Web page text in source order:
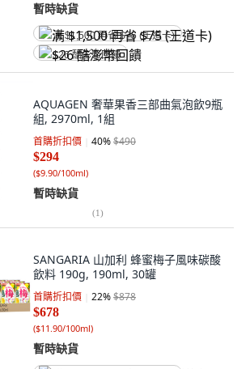
暫時缺貨
满 $1,500 再省 $75 (王道卡)
$26 酷澎幣回饋
AQUAGEN 奢華果香三部曲氣泡飲9瓶
組, 2970ml, 1組
首購折扣價 40%$490
$294
($9.90/100ml)
暫時缺貨
(1)
SANGARIA 山加利 蜂蜜梅子風味碳酸
飲料 190g, 190ml, 30罐
首購折扣價 22%$878
$678
($11.90/100ml)
暫時缺貨